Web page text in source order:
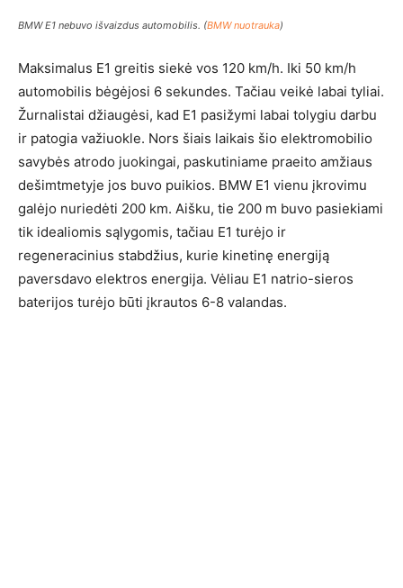
BMW E1 nebuvo išvaizdus automobilis. (BMW nuotrauka)
Maksimalus E1 greitis siekė vos 120 km/h. Iki 50 km/h
automobilis bėgėjosi 6 sekundes. Tačiau veikė labai tyliai.
Žurnalistai džiaugėsi, kad E1 pasižymi labai tolygiu darbu
ir patogia važiuokle. Nors šiais laikais šio elektromobilio
savybės atrodo juokingai, paskutiniame praeito amžiaus
dešimtmetyje jos buvo puikios. BMW E1 vienu įkrovimu
galėjo nuriedėti 200 km. Aišku, tie 200 m buvo pasiekiami
tik idealiomis sąlygomis, tačiau E1 turėjo ir
regeneracinius stabdžius, kurie kinetinę energiją
paversdavo elektros energija. Vėliau E1 natrio-sieros
baterijos turėjo būti įkrautos 6-8 valandas.